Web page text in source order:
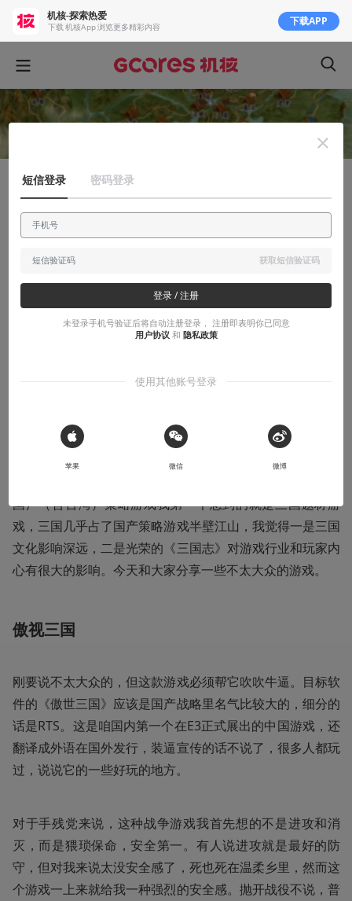
有感而发
聊聊那些年我玩过的国产战略游戏
“江山如画，一时多少手残”
导语：当steam大减价时买了《帝国时代2》HD版和dlc，中
神作呢？《傲视三国》、《烽火三国2》、《三国演义
3》，然后我翻出了一些盗版光盘……
国产（含台湾）策略游戏我第一个想到的就是三国题材游
戏，三国几乎占了国产策略游戏半壁江山，我觉得一是三国
文化影响深远，二是光荣的《三国志》对游戏行业和玩家内
心有很大的影响。今天和大家分享一些不太大众的游戏。
傲视三国
刚要说不太大众的，但这款游戏必须帮它吹吹牛逼。目标软
件的《傲世三国》应该是国产战略里名气比较大的，细分的
话是RTS。这是咱国内第一个在E3正式展出的中国游戏，还
翻译成外语在国外发行，装逼宣传的话不说了，很多人都玩
过，说说它的一些好玩的地方。
对于手残党来说，这种战争游戏我首先想的不是进攻和消
灭，而是猥琐保命，安全第一。有人说进攻就是最好的防
守，但对我来说太没安全感了，死也死在温柔乡里，然而这
个游戏一上来就给我一种强烈的安全感。抛开战役不说，普
机核-探索热爱
下载 机核App 浏览更多精彩内容 下载APP
短信登录 密码登录
获取短信验证码
登录 / 注册
未登录手机号验证后将自动注册登录， 注册即表明你已同意
用户协议 和 隐私政策
使用其他账号登录
 Sign in with Apple
苹果 微信 微博